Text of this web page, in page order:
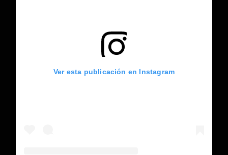
Ver esta publicación en Instagram